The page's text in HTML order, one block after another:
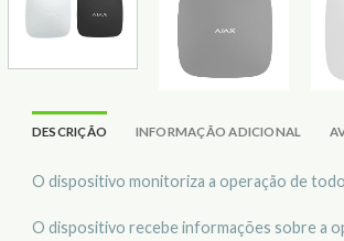
DESCRIÇÃO INFORMAÇÃO ADICIONAL
O dispositivo monitoriza a operação de
O dispositivo recebe informações sobre a